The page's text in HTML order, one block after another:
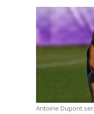
Antoine Dupont